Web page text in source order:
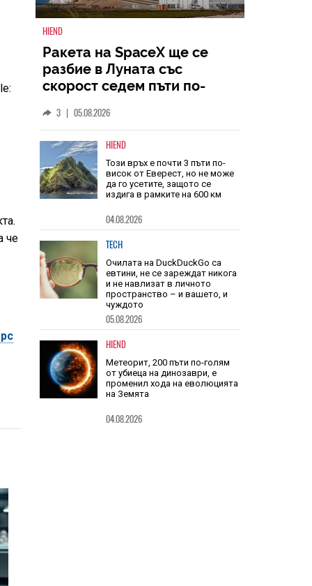
че
HIEND
Ракета на SpaceX ще се
разбие в Луната със
голяма от скоростта на
звука
| 05.08.2026
HIEND
Този връх е почти 3 пъти по-
да го усетите, защото се
издига в рамките на 600 км
04.08.2026
TECH
Очилата на DuckDuckGo са
евтини, не се зареждат никога
и не навлизат в личното
пространство – и вашето, и
чуждото
05.08.2026
HIEND
променил хода на еволюцията